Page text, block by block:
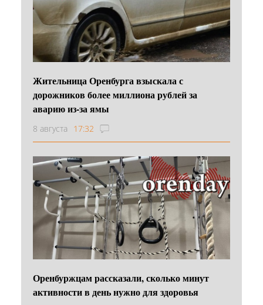
Жительница Оренбурга взыскала с
дорожников более миллиона рублей за
аварию из-за ямы
8 августа 17:32
Оренбуржцам рассказали, сколько минут
активности в день нужно для здоровья